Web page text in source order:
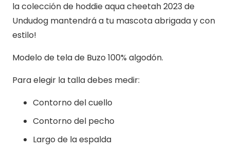
la colección de hoddie aqua cheetah 2023 de
Undudog mantendrá a tu mascota abrigada y con
estilo!
Modelo de tela de Buzo 100% algodón.
Para elegir la talla debes medir:
Contorno del cuello
Contorno del pecho
Largo de la espalda